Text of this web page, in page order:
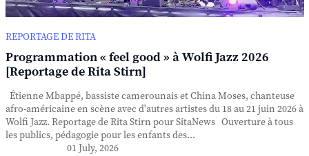
REPORTAGE DE RITA
Programmation « feel good » à Wolfi Jazz 2026
[Reportage de Rita Stirn]
Étienne Mbappé, bassiste camerounais et China Moses, chanteuse
afro-américaine en scène avec d'autres artistes du 18 au 21 juin 2026 à
Wolfi Jazz. Reportage de Rita Stirn pour SitaNews Ouverture à tous
les publics, pédagogie pour les enfants des...
01 July, 2026